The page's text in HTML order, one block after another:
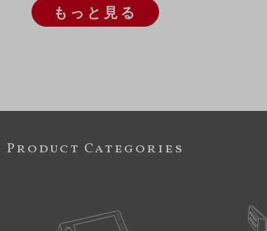
もっと見る
Product Categories